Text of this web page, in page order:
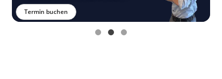
Termin buchen